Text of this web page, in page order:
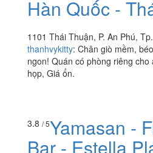
4.1/ 5YeolKwang
Hàn Quốc -
họp, Giá ổn.